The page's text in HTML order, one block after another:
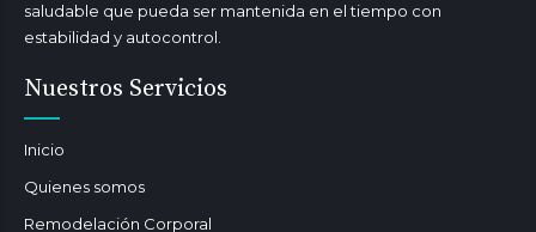
saludable que pueda ser mantenida en el tiempo con
estabilidad y autocontrol.
Nuestros Servicios
Inicio
Quienes somos
Remodelación Corporal